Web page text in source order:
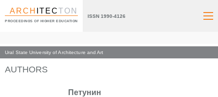
ARCH ITECTON
PROCEEDINGS OF HIGHER EDUCATION
ISSN 1990-4126
Ural State University of Architecture and Art
Index page
AUTHORS
Петунин